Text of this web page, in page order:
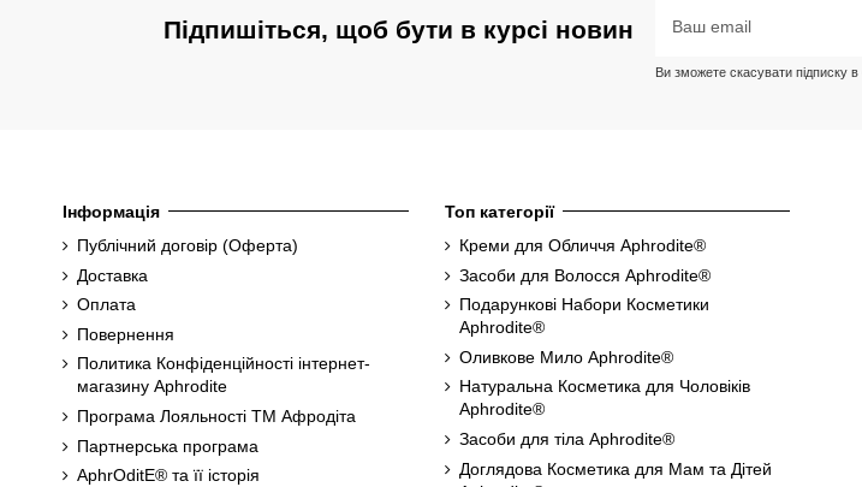
Підпишіться, щоб бути в курсі новин
Ви зможете скасувати підписку
Інформація
Публічний договір (Оферта)
Доставка
Оплата
Повернення
Политика Конфіденційності інтернет-
магазину Aphrodite
Програма Лояльності ТМ Афродіта
Партнерська програма
AphrOditE® та її історія
Топ категорії
Креми для Обличчя Aphrodite®
Засоби для Волосся Aphrodite®
Подарункові Набори Косметики
Aphrodite®
Оливкове Мило Aphrodite®
Натуральна Косметика для Чоловіків
Aphrodite®
Засоби для тіла Aphrodite®
Доглядова Косметика для Мам та Дітей